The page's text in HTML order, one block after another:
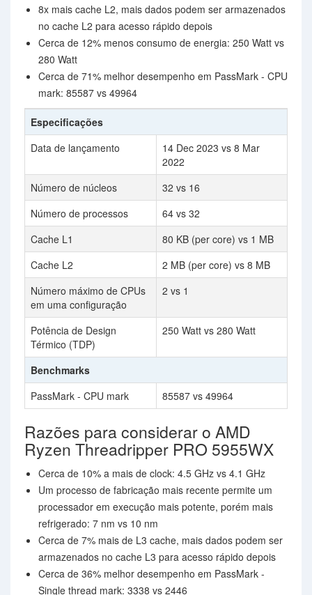
8x mais cache L2, mais dados podem ser armazenados
no cache L2 para acesso rápido depois
Cerca de 12% menos consumo de energia: 250 Watt vs
280 Watt
Cerca de 71% melhor desempenho em PassMark - CPU
mark: 85587 vs 49964
Especificações
Data de lançamento
14 Dec 2023 vs 8 Mar
2022
Número de núcleos
32 vs 16
Número de processos
64 vs 32
Cache L1
80 KB (per core) vs 1 MB
Cache L2
2 MB (per core) vs 8 MB
Número máximo de CPUs
em uma configuração
2 vs 1
Potência de Design
Térmico (TDP)
250 Watt vs 280 Watt
Benchmarks
PassMark - CPU mark
85587 vs 49964
Razões para considerar o AMD
Ryzen Threadripper PRO 5955WX
Cerca de 10% a mais de clock: 4.5 GHz vs 4.1 GHz
Um processo de fabricação mais recente permite um
processador em execução mais potente, porém mais
refrigerado: 7 nm vs 10 nm
Cerca de 7% mais de L3 cache, mais dados podem ser
armazenados no cache L3 para acesso rápido depois
Cerca de 36% melhor desempenho em PassMark -
Single thread mark: 3338 vs 2446